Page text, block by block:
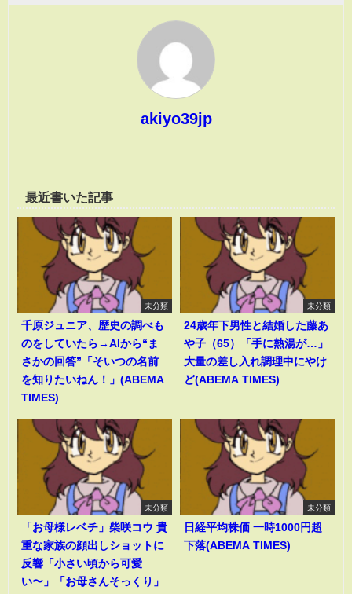
akiyo39jp
最近書いた記事
未分類
千原ジュニア、歴史の調べも
のをしていたら→AIから“ま
さかの回答”「そいつの名前
を知りたいねん！」(ABEMA
TIMES)
未分類
24歳年下男性と結婚した藤あ
や子（65）「手に熱湯が…」
大量の差し入れ調理中にやけ
ど(ABEMA TIMES)
未分類
「お母様レベチ」柴咲コウ 貴
重な家族の顔出しショットに
反響「小さい頃から可愛
い〜」「お母さんそっくり」
未分類
日経平均株価 一時1000円超
下落(ABEMA TIMES)